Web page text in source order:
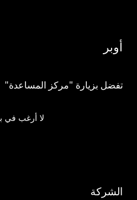
أوبر
تفضل بزيارة "مركز المساعدة"
لا أرغب في
الشركة